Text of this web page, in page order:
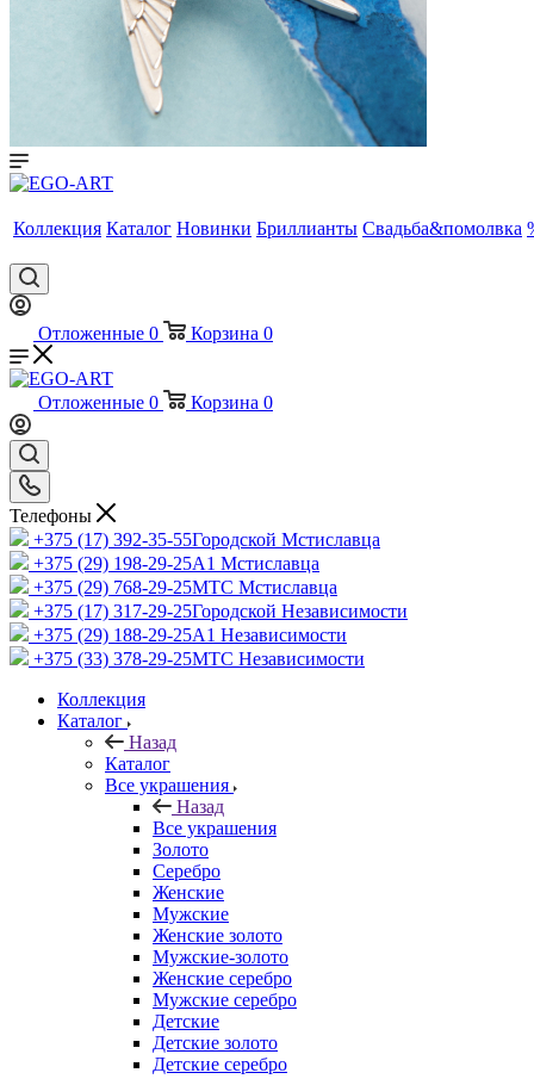
Коллекция Каталог Новинки Бриллианты Свадьба&помолвка
Отложенные 0 Корзина 0
Отложенные 0 Корзина 0
Телефоны
+375 (17) 392-35-55Городской Мстиславца
+375 (29) 198-29-25A1 Мстиславца
+375 (29) 768-29-25МТС Мстиславца
+375 (17) 317-29-25Городской Независимости
+375 (29) 188-29-25A1 Независимости
+375 (33) 378-29-25МТС Независимости
Коллекция
Каталог
Назад
Каталог
Все украшения
Назад
Все украшения
Золото
Серебро
Женские
Мужские
Женские золото
Мужские-золото
Женские серебро
Мужские серебро
Детские
Детские золото
Детские серебро